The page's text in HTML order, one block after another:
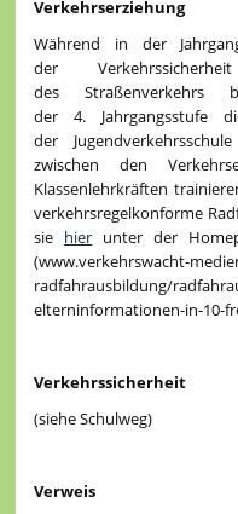
Verkehrserziehung
Während in der
der
des Straßenverkehrs
der 4. Jahrgangsstufe
der
zwischen den
Klassenlehrkräften
verkehrsregelkonforme
sie hier unter der
(www.verkehrswacht-
radfahrausbildung/
elterninformationen-in-10-
Verkehrssicherheit
(siehe Schulweg)
Verweis